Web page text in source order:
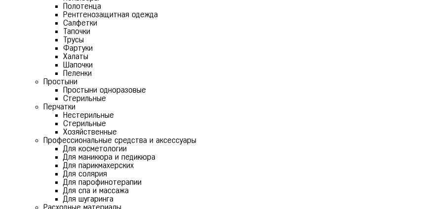
Полотенца
Рентгенозащитная одежда
Салфетки
Тапочки
Трусы
Фартуки
Халаты
Шапочки
Пеленки
Простыни
Простыни одноразовые
Стерильные
Перчатки
Нестерильные
Стерильные
Хозяйственные
Профессиональные средства и аксессуары
Для косметологии
Для маникюра и педикюра
Для парикмахерских
Для солярия
Для парофинотерапии
Для спа и массажа
Для шугаринга
Расходные материалы